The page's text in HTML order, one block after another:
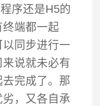
序还是H5的
终端都一起
同步进行一
说就未必有
完成了。那
，又各自承